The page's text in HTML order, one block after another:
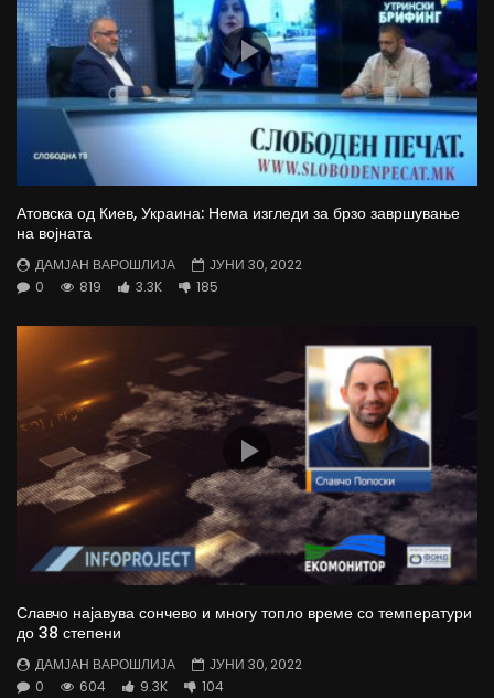
Атовска од Киев, Украина: Нема изгледи за брзо завршување
на војната
ДАМЈАН ВАРОШЛИЈА
ЈУНИ 30, 2022
0
819 3.3K 185
Славчо најавува сончево и многу топло време со температури
до 38 степени
ДАМЈАН ВАРОШЛИЈА
ЈУНИ 30, 2022
0
604 9.3K 104